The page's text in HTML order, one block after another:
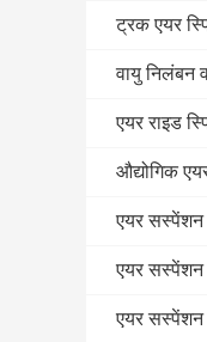
ट्रक एयर
वायु निलंबन
एयर राइड
औद्योगिक
एयर सस्पेंशन
एयर
एयर सस्पेंशन